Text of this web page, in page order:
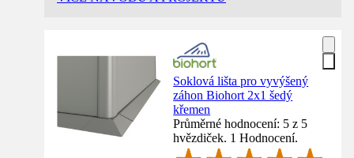
Soklová lišta pro vyvýšený
záhon Biohort 2x1 šedý
křemen
Průměrné hodnocení: 5 z 5
hvězdiček. 1 Hodnocení.